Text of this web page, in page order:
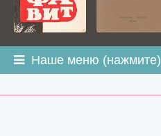
Наше меню (нажмите)